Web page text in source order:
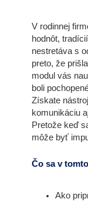
V rodinnej
hodnôt,
nestretáva s
preto, že
modul vás
boli
Získate
komunikáciu
Pretože keď
môže byť
Čo sa v
Ako